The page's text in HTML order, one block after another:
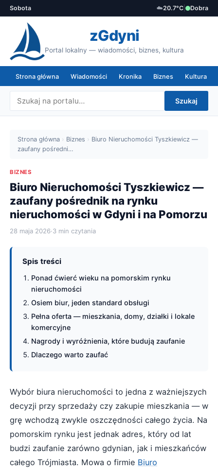
Sobota ☁️20.7°C Dobra
zGdyni
Portal lokalny — wiadomości, biznes, kultura
Strona główna Wiadomości Kronika Biznes Kultura
Szukaj
Strona główna › Biznes › Biuro Nieruchomości Tyszkiewicz —
zaufany pośredni…
BIZNES
Biuro Nieruchomości Tyszkiewicz —
zaufany pośrednik na rynku
nieruchomości w Gdyni i na Pomorzu
28 maja 2026·3 min czytania
Spis treści
Ponad ćwierć wieku na pomorskim rynku
nieruchomości
Osiem biur, jeden standard obsługi
Pełna oferta — mieszkania, domy, działki i lokale
komercyjne
Nagrody i wyróżnienia, które budują zaufanie
Dlaczego warto zaufać
Wybór biura nieruchomości to jedna z ważniejszych
decyzji przy sprzedaży czy zakupie mieszkania — w
grę wchodzą zwykle oszczędności całego życia. Na
pomorskim rynku jest jednak adres, który od lat
budzi zaufanie zarówno gdynian, jak i mieszkańców
całego Trójmiasta. Mowa o firmie Biuro